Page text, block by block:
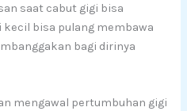
saat cabut gigi bisa
kecil bisa pulang membawa
bagi dirinya
mengawal pertumbuhan gigi